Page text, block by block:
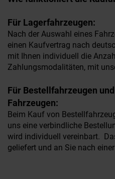
Für Lagerfahrzeugen:
Nach der Auswahl eines
einen Kaufvertrag nach
mit Ihnen individuell die
Zahlungsmodalitäten, mit
Für Bestellfahrzeugen
Fahrzeugen:
Beim Kauf von
uns eine verbindliche
wird individuell vereinbart.
geliefert und an Sie nach